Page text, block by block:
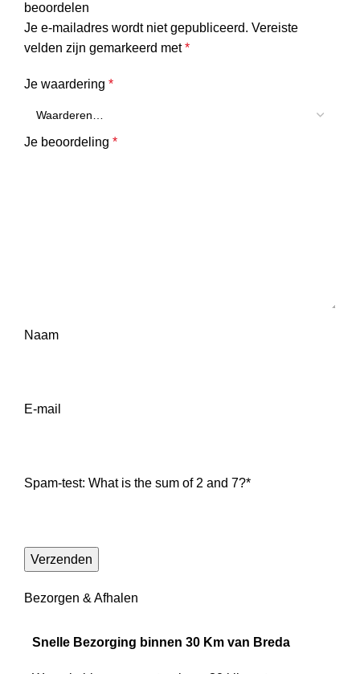
beoordelen
Je e-mailadres wordt niet gepubliceerd. Vereiste
velden zijn gemarkeerd met*
Je waardering *
Je beoordeling *
Naam
E-mail
Spam-test: What is the sum of 2 and 7?*
Bezorgen & Afhalen
Snelle Bezorging binnen 30 Km van Breda